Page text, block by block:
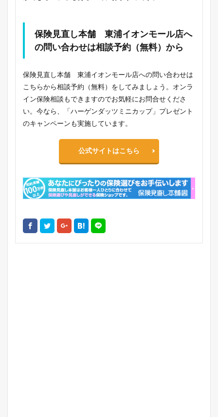
保険見直し本舗 東浦イオンモール店へ
の問い合わせは相談予約（無料）から
保険見直し本舗 東浦イオンモール店への問い合わせは
こちらから相談予約（無料）をしてみましょう。オンラ
イン保険相談もできますのでお気軽にお問合せくださ
い。今なら、「ハーゲンダッツミニカップ」プレゼント
のキャンペーンも実施しています。
公式サイトはこちら